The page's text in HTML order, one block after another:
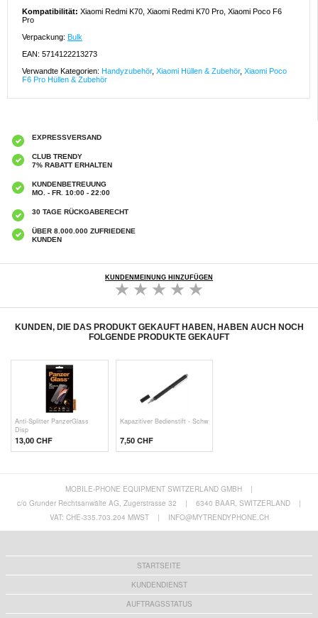
Kompatibilität: Xiaomi Redmi K70, Xiaomi Redmi K70 Pro, Xiaomi Poco F6
Pro
Verpackung: Bulk
EAN: 5714122213273
Verwandte Kategorien: Handyzubehör, Xiaomi Hüllen & Zubehör, Xiaomi Poco
F6 Pro Hüllen & Zubehör
EXPRESSVERSAND
CLUB TRENDY
7% RABATT ERHALTEN
KUNDENBETREUUNG
MO. - FR. 10:00 - 22:00
30 TAGE RÜCKGABERECHT
ÜBER 8.000.000 ZUFRIEDENE
KUNDEN
KUNDENMEINUNG HINZUFÜGEN
KUNDEN, DIE DAS PRODUKT GEKAUFT HABEN, HABEN AUCH NOCH
FOLGENDE PRODUKTE GEKAUFT
Anti-Splitter PanzerGlass
Disp
13,00 CHF
Kapazitiver Bedienstift - Schw
7,50 CHF
MOBILE-PHONE EQUIPMENT SWITZERLAND GMBH
|
c/o Grunder Rechtsanwälte AG, Zugerstrasse 32
| 6340 BAAR, SWITZERLAND
|
VAT: CHE-335.703.204 MWST
| INFO@MYTRENDYPHONE.CH
STARTSEITE
KUNDENDIENST
AUFTRAGSSTATUS